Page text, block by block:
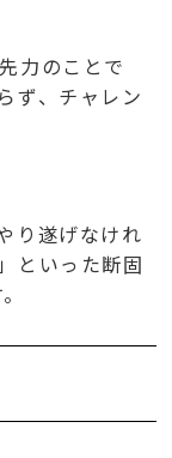
力のことで
ず、チャレン
り遂げなけれ
といった断固